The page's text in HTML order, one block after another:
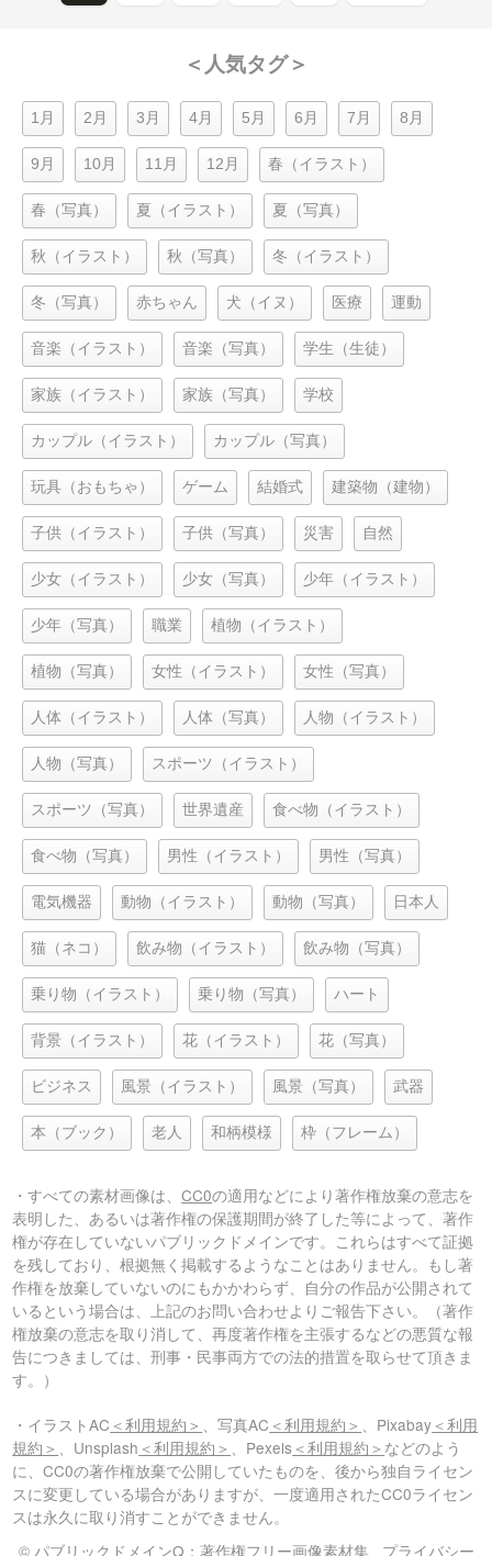
＜人気タグ＞
1月 2月 3月 4月 5月 6月 7月 8月
9月 10月 11月 12月 春（イラスト）
春（写真） 夏（イラスト） 夏（写真）
秋（イラスト） 秋（写真） 冬（イラスト）
冬（写真） 赤ちゃん 犬（イヌ） 医療 運動
音楽（イラスト） 音楽（写真） 学生（生徒）
家族（イラスト） 家族（写真） 学校
カップル（イラスト） カップル（写真）
玩具（おもちゃ） ゲーム 結婚式 建築物（建物）
子供（イラスト） 子供（写真） 災害 自然
少女（イラスト） 少女（写真） 少年（イラスト）
少年（写真） 職業 植物（イラスト）
植物（写真） 女性（イラスト） 女性（写真）
人体（イラスト） 人体（写真） 人物（イラスト）
人物（写真） スポーツ（イラスト）
スポーツ（写真） 世界遺産 食べ物（イラスト）
食べ物（写真） 男性（イラスト） 男性（写真）
電気機器 動物（イラスト） 動物（写真） 日本人
猫（ネコ） 飲み物（イラスト） 飲み物（写真）
乗り物（イラスト） 乗り物（写真） ハート
背景（イラスト） 花（イラスト） 花（写真）
ビジネス 風景（イラスト） 風景（写真） 武器
本（ブック） 老人 和柄模様 枠（フレーム）
・すべての素材画像は、CC0の適用などにより著作権放棄の意志を
表明した、あるいは著作権の保護期間が終了した等によって、著作
権が存在していないパブリックドメインです。これらはすべて証拠
を残しており、根拠無く掲載するようなことはありません。もし著
作権を放棄していないのにもかかわらず、自分の作品が公開されて
いるという場合は、上記のお問い合わせよりご報告下さい。（著作
権放棄の意志を取り消して、再度著作権を主張するなどの悪質な報
告につきましては、刑事・民事両方での法的措置を取らせて頂きま
す。）
・イラストAC ＜利用規約＞ 、写真AC ＜利用規約＞ 、Pixabay ＜利用
規約＞ 、Unsplash ＜利用規約＞ 、Pexels ＜利用規約＞ などのよう
に、CC0の著作権放棄で公開していたものを、後から独自ライセン
スに変更している場合がありますが、一度適用されたCC0ライセン
スは永久に取り消すことができません。
© パブリックドメインQ：著作権フリー画像素材集
プライバシー